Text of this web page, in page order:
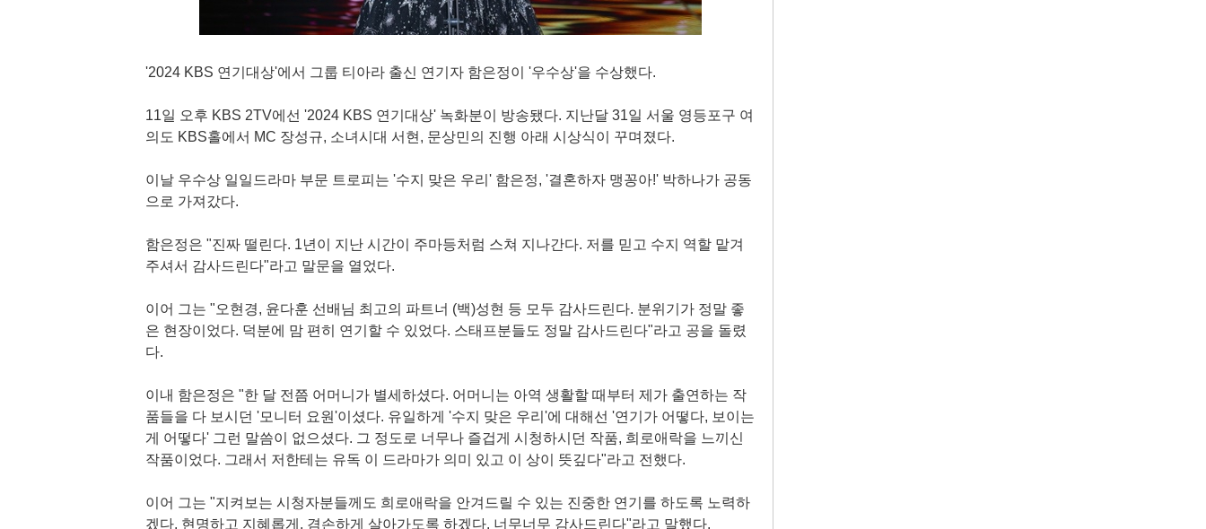
'2024 KBS 연기대상'에서 그룹 티아라 출신 연기자 함은정이 '우수상'을 수상했다.
11일 오후 KBS 2TV에선 '2024 KBS 연기대상' 녹화분이 방송됐다. 지난달 31일 서울 영등포구 여
의도 KBS홀에서 MC 장성규, 소녀시대 서현, 문상민의 진행 아래 시상식이 꾸며졌다.
이날 우수상 일일드라마 부문 트로피는 '수지 맞은 우리' 함은정, '결혼하자 맹꽁아!' 박하나가 공동
으로 가져갔다.
함은정은 "진짜 떨린다. 1년이 지난 시간이 주마등처럼 스쳐 지나간다. 저를 믿고 수지 역할 맡겨
주셔서 감사드린다"라고 말문을 열었다.
이어 그는 "오현경, 윤다훈 선배님 최고의 파트너 (백)성현 등 모두 감사드린다. 분위기가 정말 좋
은 현장이었다. 덕분에 맘 편히 연기할 수 있었다. 스태프분들도 정말 감사드린다"라고 공을 돌렸
다.
이내 함은정은 "한 달 전쯤 어머니가 별세하셨다. 어머니는 아역 생활할 때부터 제가 출연하는 작
품들을 다 보시던 '모니터 요원'이셨다. 유일하게 '수지 맞은 우리'에 대해선 '연기가 어떻다, 보이는
게 어떻다' 그런 말씀이 없으셨다. 그 정도로 너무나 즐겁게 시청하시던 작품, 희로애락을 느끼신
작품이었다. 그래서 저한테는 유독 이 드라마가 의미 있고 이 상이 뜻깊다"라고 전했다.
이어 그는 "지켜보는 시청자분들께도 희로애락을 안겨드릴 수 있는 진중한 연기를 하도록 노력하
겠다. 현명하고 지혜롭게, 겸손하게 살아가도록 하겠다. 너무너무 감사드린다"라고 말했다.